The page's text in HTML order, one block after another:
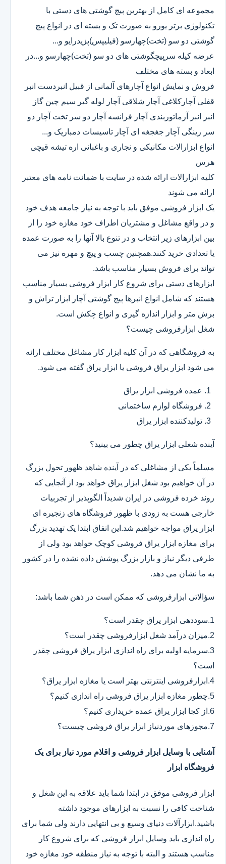
مجموعه ای کامل از بهترین پیچ گوشتی های دستی با
تکنولوژی برتر یورو به صورت تک و بسته ای در انواع پیچ
گوشتی دو سو (تخت)چهارسو (فیلیپس)پزیدرایو و...
عرضه کیله سرپیچگوشتی های دو سو (تخت)چهارسو و...در
ابعاد و بسته های مختلف
فروش و نمایش انواع آچارهای آلمانی از قبیل انبردست انبر
قفلی آچارکلاغی آچار شلاقی آچار لوله گیر سیم چین گاز
انبر انبر آرماتوربندی آچار فرانسه آچار دو سر تخت آچار دو
سر رینگی آچار جغجغه ای آچار تاسیسات دمباریک و...
انواع ابزارالات مکانیکی و نجاری و باغبانی اره تیشه قیچی
هرس
کلیه ابزارالات ارائه شده در سایت با ضمانت نامه های معتبر
ارائه می شوند
یک ابزار فروشی موفق باید با توجه به نیاز جامعه هدف خود
و در واقع مشاغل و مشتریان اطراف خود مغازه خود را از
بین ابزارهای زیر انتخاب و در تنوع بالا آنها را به صورت عمده
یا تعدادی خرید کنند.همچنین چسب و پیچ و مهره نیز می
تواند برای فروش بسیار مناسب باشد.
ابزارهای دستی برای شروع کار ابزار فروشی بسیار مناسب
هستند که شامل انواع انبرها پیچ گوشتی آچار ابزار تراش و
برش متر و ابزار اندازه گیری و انواع چکش است.
شغل ابزارفروشی چیست؟
به فروشگاهی که در آن کلیه ابزار کار مشاغل مختلف ارائه
می شود ابزار یراق فروشی یا ابزار یراق گفته می شود.
عمده فروشی ابزار یراق
فروشگاه لوازم ساختمانی
تولیدکننده ابزار یراق
آینده شغلی ابزار یراق چطور می بینید؟
مسلماً یکی از مشاغلی که در آینده شاهد ظهور تحول بزرگ
در آن خواهیم بود شغل ابزار یراق خواهد بود از آنجایی که
روند خرده فروشی در ایران شدیداً الگوپذیر از تجربیات
خارجی هست به زودی با ظهور فروشگاه های زنجیره ای
ابزار یراق مواجه خواهیم شد.این اتفاق ابتدا یک تهدید بزرگ
برای مغازه ابزار یراق فروشی کوچک خواهد بود ولی از
طرفی دیگر نیاز و بازار بزرگ پوشش داده نشده را در کشور
به ما نشان می دهد.
سؤالاتی ابزارفروشی که ممکن است در ذهن شما باشد:
1.سوددهی ابزار یراق چقدر است؟
2.میزان درآمد شغل ابزارفروشی چقدر است؟
3.سرمایه اولیه برای راه اندازی ابزار یراق فروشی چقدر
است؟
4.ابزارفروشی اینترنتی بهتر است یا مغازه ابزار یراق؟
5.چطور مغازه ابزار یراق فروشی راه اندازی کنیم؟
6.از کجا ابزار یراق عمده خریداری کنیم؟
7.مجوزهای موردنیاز ابزار یراق فروشی چیست؟
آشنایی با وسایل ابزار فروشی و اقلام مورد نیاز برای یک
فروشگاه ابزار
ابزار فروشی موفق در ابتدا شما باید علاقه به این شغل و
شناخت کافی را نسبت به ابزارهای موجود داشته
باشید.ابزارآلات دنیای وسیع و بی انتهایی دارند ولی شما برای
راه اندازی باید وسایل ابزار فروشی که برای شروع کار
مناسب هستند و البته با توجه به نیاز منطقه خود مغازه خود